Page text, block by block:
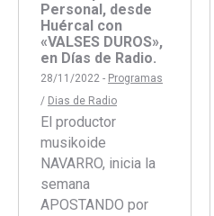
Personal, desde
Huércal con
«VALSES DUROS»,
en Días de Radio.
28/11/2022 - Programas
/ Dias de Radio
El productor
musikoide
NAVARRO, inicia la
semana
APOSTANDO por